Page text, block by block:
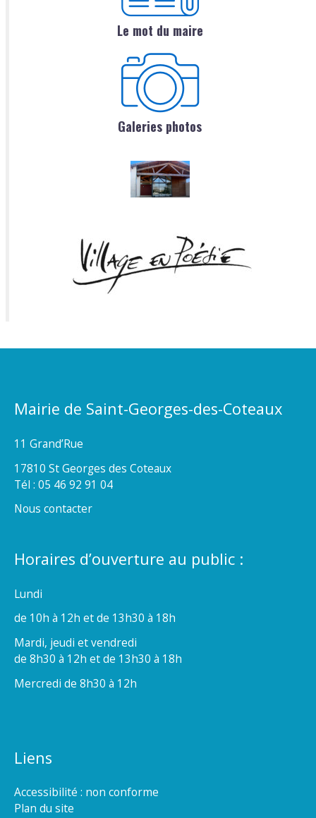
Le mot du maire
Galeries photos
Mairie de Saint-Georges-des-Coteaux
11 Grand’Rue
17810 St Georges des Coteaux
Tél : 05 46 92 91 04
Nous contacter
Horaires d’ouverture au public :
Lundi
de 10h à 12h et de 13h30 à 18h
Mardi, jeudi et vendredi
de 8h30 à 12h et de 13h30 à 18h
Mercredi de 8h30 à 12h
Liens
Accessibilité : non conforme
Plan du site